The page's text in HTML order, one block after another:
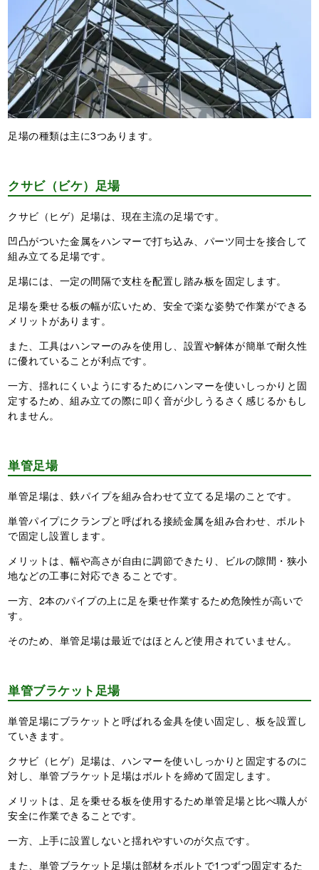
足場の種類は主に3つあります。
クサビ（ビケ）足場
クサビ（ヒゲ）足場は、現在主流の足場です。
凹凸がついた金属をハンマーで打ち込み、パーツ同士を接合して
組み立てる足場です。
足場には、一定の間隔で支柱を配置し踏み板を固定します。
足場を乗せる板の幅が広いため、安全で楽な姿勢で作業ができる
メリットがあります。
また、工具はハンマーのみを使用し、設置や解体が簡単で耐久性
に優れていることが利点です。
一方、揺れにくいようにするためにハンマーを使いしっかりと固
定するため、組み立ての際に叩く音が少しうるさく感じるかもし
れません。
単管足場
単管足場は、鉄パイプを組み合わせて立てる足場のことです。
単管パイプにクランプと呼ばれる接続金属を組み合わせ、ボルト
で固定し設置します。
メリットは、幅や高さが自由に調節できたり、ビルの隙間・狭小
地などの工事に対応できることです。
一方、2本のパイプの上に足を乗せ作業するため危険性が高いで
す。
そのため、単管足場は最近ではほとんど使用されていません。
単管ブラケット足場
単管足場にブラケットと呼ばれる金具を使い固定し、板を設置し
ていきます。
クサビ（ヒゲ）足場は、ハンマーを使いしっかりと固定するのに
対し、単管ブラケット足場はボルトを締めて固定します。
メリットは、足を乗せる板を使用するため単管足場と比べ職人が
安全に作業できることです。
一方、上手に設置しないと揺れやすいのが欠点です。
また、単管ブラケット足場は部材をボルトで1つずつ固定するた